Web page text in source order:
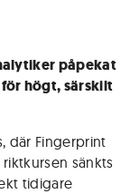
påpekat
högt, särskilt
där Fingerprint
sänkts
tidigare